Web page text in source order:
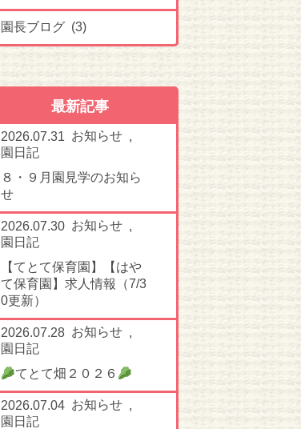
園長ブログ (3)
最新記事
2026.07.31 お知らせ ,
園日記
８・９月園見学のお知ら
せ
2026.07.30 お知らせ ,
園日記
【てとて保育園】【はや
て保育園】求人情報（7/3
0更新）
2026.07.28 お知らせ ,
園日記
てとて畑２０２６
2026.07.04 お知らせ ,
園日記